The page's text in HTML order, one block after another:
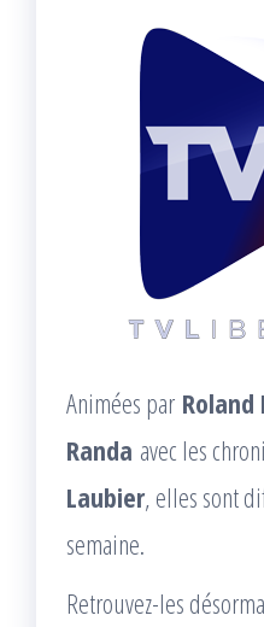
Animées par Roland
Randa avec les
Laubier, elles sont
semaine.
Retrouvez-les